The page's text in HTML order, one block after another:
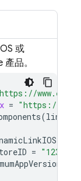
或
品。
= "https://
(link
=